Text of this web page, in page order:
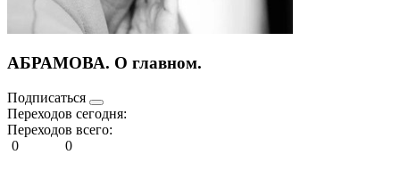
АБРАМОВА. О главном.
Подписаться
Переходов сегодня:
Переходов всего:
0
0